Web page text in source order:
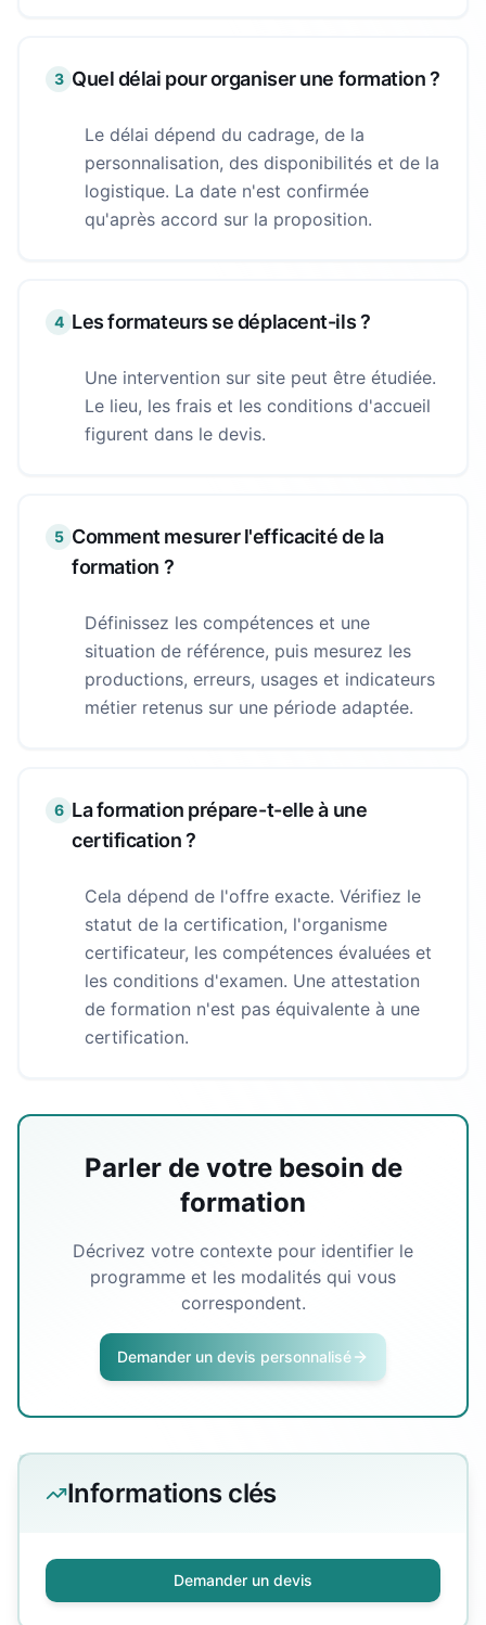
3 Quel délai pour organiser une formation ?
Le délai dépend du cadrage, de la
personnalisation, des disponibilités et de la
logistique. La date n'est confirmée
qu'après accord sur la proposition.
4 Les formateurs se déplacent-ils ?
Une intervention sur site peut être étudiée.
Le lieu, les frais et les conditions d'accueil
figurent dans le devis.
5 Comment mesurer l'efficacité de la
formation ?
Définissez les compétences et une
situation de référence, puis mesurez les
productions, erreurs, usages et indicateurs
métier retenus sur une période adaptée.
6 La formation prépare-t-elle à une
certification ?
Cela dépend de l'offre exacte. Vérifiez le
statut de la certification, l'organisme
certificateur, les compétences évaluées et
les conditions d'examen. Une attestation
de formation n'est pas équivalente à une
certification.
Parler de votre besoin de
formation
Décrivez votre contexte pour identifier le
programme et les modalités qui vous
correspondent.
Demander un devis personnalisé
Informations clés
Demander un devis